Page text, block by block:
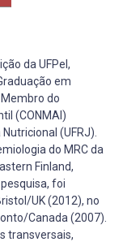
da UFPel,
em
do
(CONMAI)
(UFRJ).
do MRC da
Finland,
foi
UK (2012), no
Canada (2007).
transversais,